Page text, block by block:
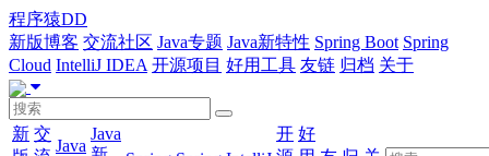
程序猿DD
新版博客 交流社区 Java专题 Java新特性 Spring Boot Spring
Cloud IntelliJ IDEA 开源项目 好用工具 友链 归档 关于
新 交
Java
Java
开 好